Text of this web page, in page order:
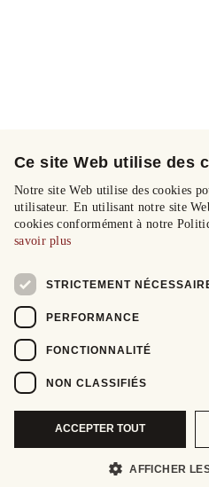
Ce site Web utilise des
Notre site Web utilise des cookies
utilisateur. En utilisant notre site
cookies conformément à notre
savoir plus
STRICTEMENT
PERFORMANCE
FONCTIONNALITÉ
NON CLASSIFIÉS
ACCEPTER TOUT
AFFICHER